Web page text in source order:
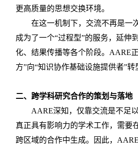
更高质量的思想交换环境。
在这一机制下，交流不再是一
成为了一个“过程型”的服务，延伸
化、结果传播等各个阶段。AARE
方”向“知识协作基础设施提供者”转
二、跨学科研究合作的策划与落地
AARE深知，仅靠交流是不足
真正具有影响力的学术工作，需要
跨区域的合作中生成。因此，